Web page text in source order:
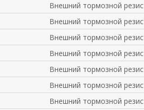
Внешний тормозной
Внешний тормозной
Внешний тормозной
Внешний тормозной
Внешний тормозной
Внешний тормозной
Внешний тормозной